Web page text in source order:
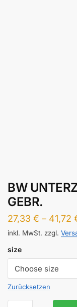
BW
GEBR.
27,33 € – 41,72
inkl. MwSt. zzgl.
size
Zurücksetzen